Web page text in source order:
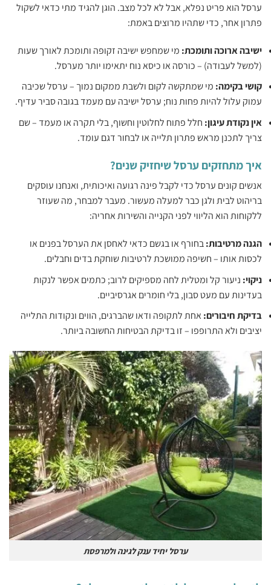
‏ערסל הוא פריט נפלא, אבל לא לכל מצב. ‏‏הוגן להגיד מתי כדאי לשקול
פתרון אחר, כדי שתהיו מרוצים באמת:‏
‏ישיבה ארוכה ותומכת: ‏ ‏מי שמחפש ישיבה זקופה ותומכת לאורך שעות
(למשל לעבודה) – כורסה או כיסא נוח יתאימו יותר מערסל.‏
‏קושי בקימה: ‏ ‏מי שמתקשה לקום ולשבת ממקום נמוך – ערסל שכיבה
עמוק עלול להיות פחות נוח; ערסל ישיבה עם מעמד בגובה סביר עדיף.‏
‏אין נקודת עיגון: ‏ ‏חלל פתוח לחלוטין וחשוף, בלי תקרה או מעמד – שם
צריך לתכנן מראש פתרון תלייה או לבחור דגם עומד.‏
איך מתחזקים ערסל שיחזיק שנים?
אנשים קונים ערסל כדי לקבל פינה רגועה ואיכותית, ואנחנו עוסקים
בריהוט לבית ולגן כבר למעלה מעשור. ‏‏מעבר למבחר, מה שעוזר
ללקוחות הוא הליווי לפני הקנייה והשירות אחריה:‏
‏הגנה מרטיבות: ‏‏בחורף או בגשם כדאי לאחסן את הערסל בפנים או
לכסות אותו – חשיפה ממושכת לרטיבות שוחקת בדים וחבלים.‏
‏ניקוי: ‏ ‏ניעור קל ומטלית לחה מספיקים לרוב; כתמים אפשר לנקות
בעדינות עם מעט סבון, בלי חומרים אגרסיביים.‏
‏בדיקת חיבורים: ‏ ‏אחת לתקופה ודאו שהברגים, הווים ונקודות התלייה
יציבים ולא התרופפו – זו בדיקת הבטיחות החשובה ביותר.‏
ערסל יחיד ענק לגינה ולמרפסת